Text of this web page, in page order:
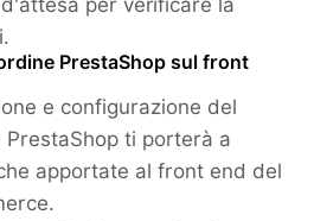
PrestaShop sul front
e configurazione del
ti porterà a
apportate al front end del